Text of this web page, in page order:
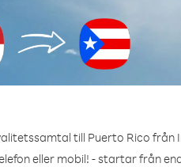
till Puerto Rico från
eller mobil! - startar från